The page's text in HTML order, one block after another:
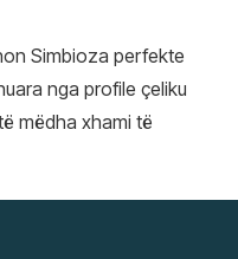
Simbioza perfekte
nga profile çeliku
mëdha xhami të